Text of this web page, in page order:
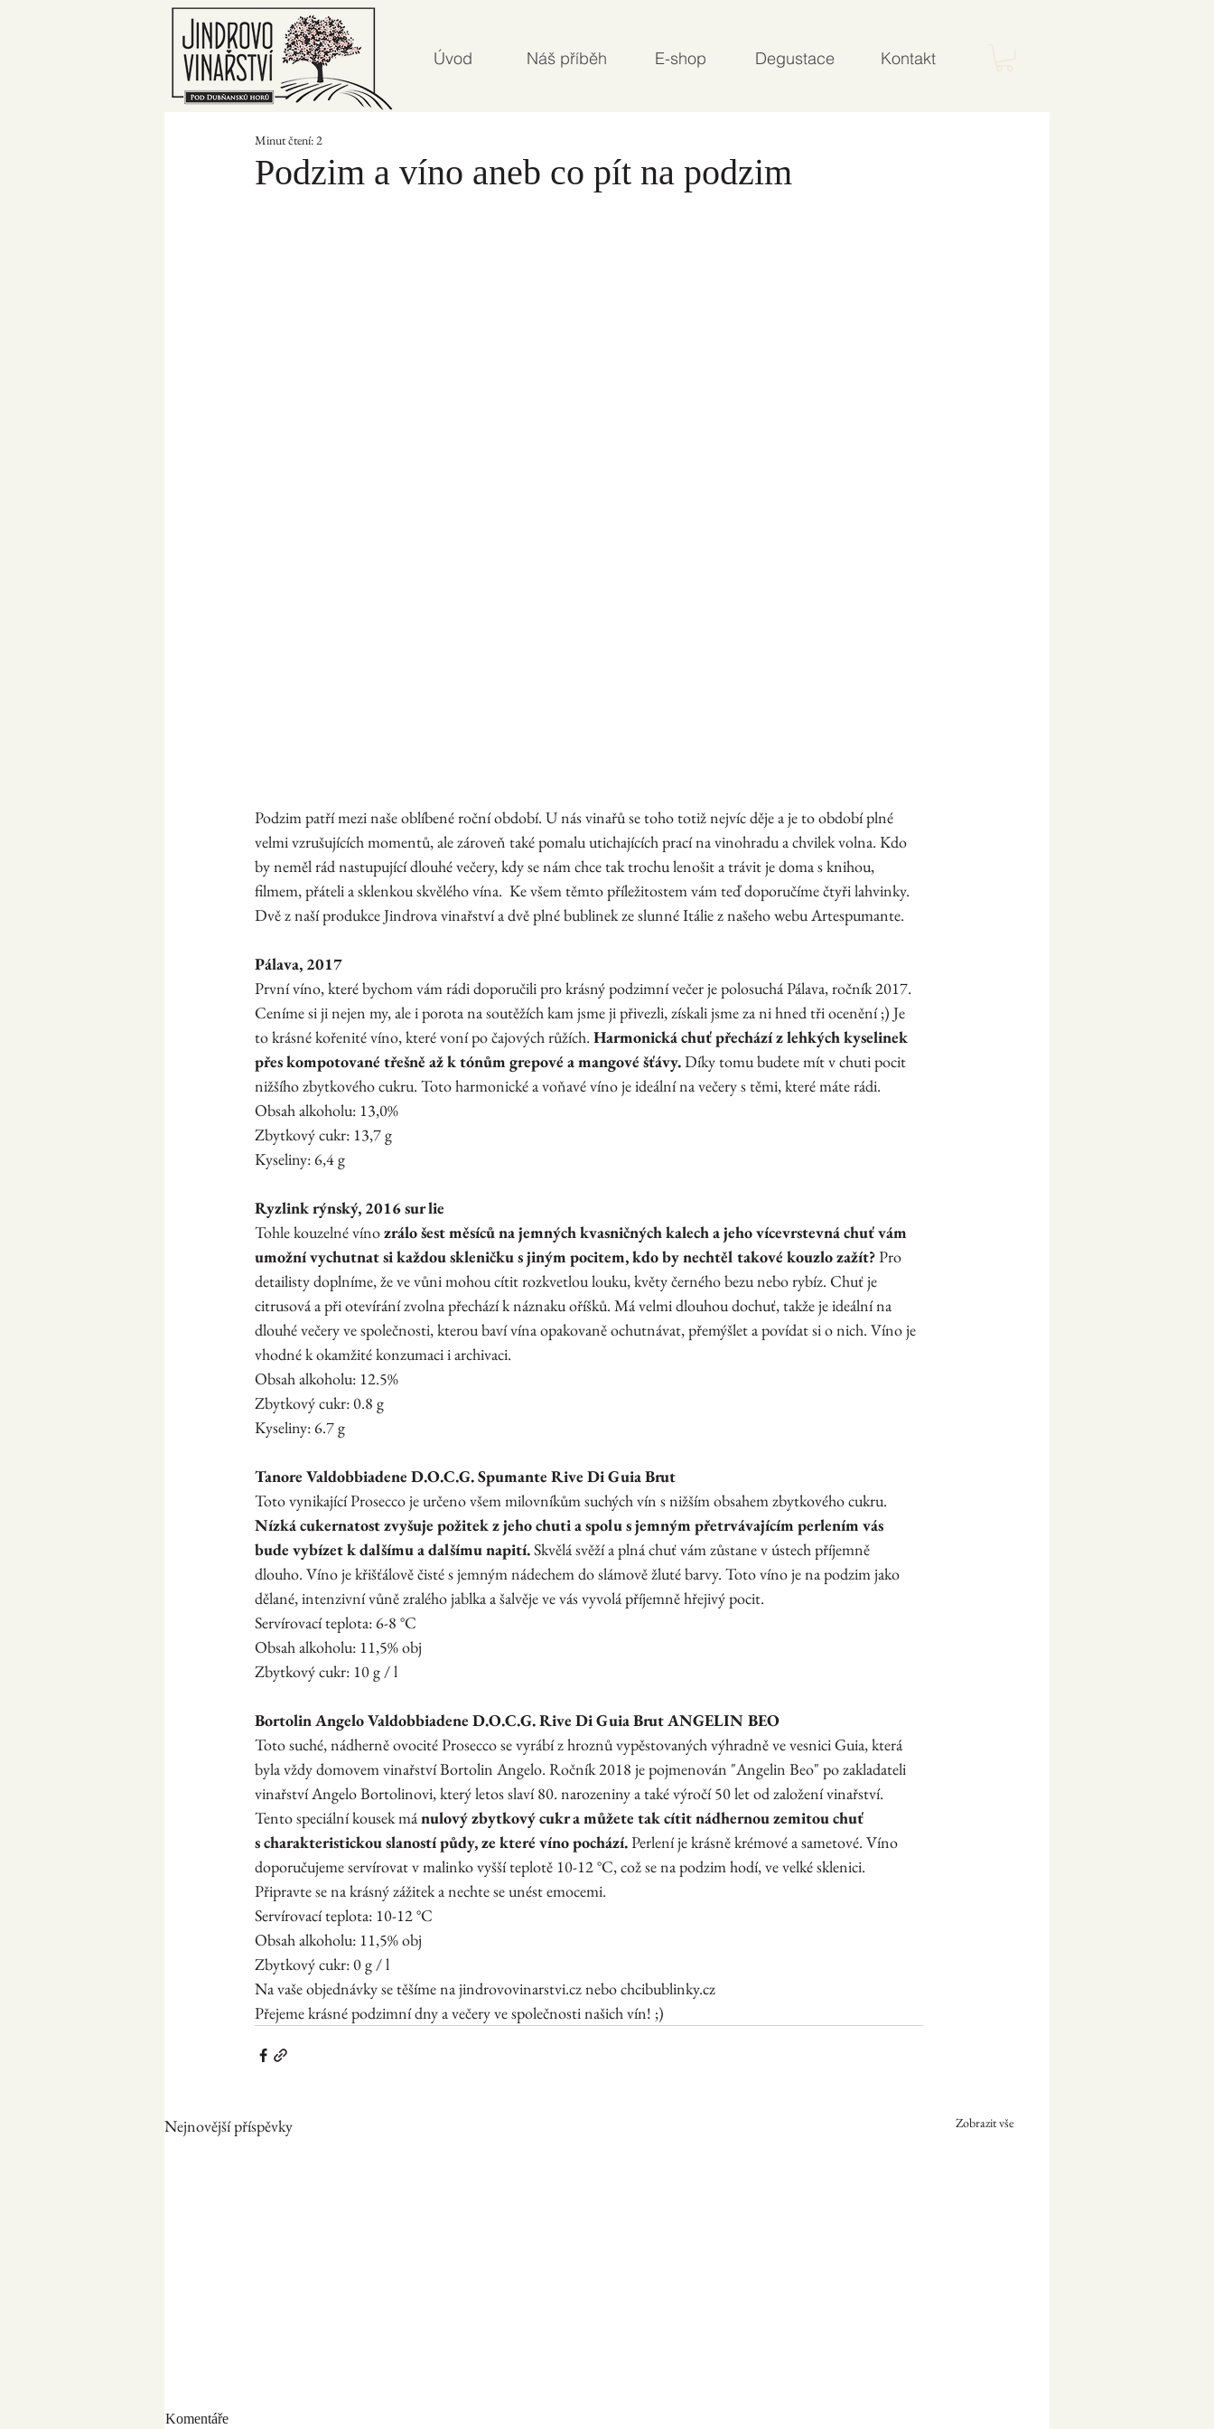
Úvod Náš příběh E-shop Degustace Kontakt
Podzim a víno aneb co pít na podzim
Minut čtení: 2
Podzim patří mezi naše oblíbené roční období. U nás vinařů se toho totiž nejvíc děje a je to období plné
velmi vzrušujících momentů, ale zároveň také pomalu utichajících prací na vinohradu a chvilek volna. Kdo
by neměl rád nastupující dlouhé večery, kdy se nám chce tak trochu lenošit a trávit je doma s knihou,
filmem, přáteli a sklenkou skvělého vína.  Ke všem těmto příležitostem vám teď doporučíme čtyři lahvinky.
Dvě z naší produkce Jindrova vinařství a dvě plné bublinek ze slunné Itálie z našeho webu Artespumante.
Pálava, 2017
První víno, které bychom vám rádi doporučili pro krásný podzimní večer je polosuchá Pálava, ročník 2017.
Ceníme si ji nejen my, ale i porota na soutěžích kam jsme ji přivezli, získali jsme za ni hned tři ocenění ;) Je
to krásné kořenité víno, které voní po čajových růžích. Harmonická chuť přechází z lehkých kyselinek
přes kompotované třešně až k tónům grepové a mangové šťávy. Díky tomu budete mít v chuti pocit
nižšího zbytkového cukru. Toto harmonické a voňavé víno je ideální na večery s těmi, které máte rádi.
Obsah alkoholu: 13,0%
Zbytkový cukr: 13,7 g
Kyseliny: 6,4 g
Ryzlink rýnský, 2016 sur lie
Tohle kouzelné víno zrálo šest měsíců na jemných kvasničných kalech a jeho vícevrstevná chuť vám
umožní vychutnat si každou skleničku s jiným pocitem, kdo by nechtěl takové kouzlo zažít? Pro
detailisty doplníme, že ve vůni mohou cítit rozkvetlou louku, květy černého bezu nebo rybíz. Chuť je
citrusová a při otevírání zvolna přechází k náznaku oříšků. Má velmi dlouhou dochuť, takže je ideální na
dlouhé večery ve společnosti, kterou baví vína opakovaně ochutnávat, přemýšlet a povídat si o nich. Víno je
vhodné k okamžité konzumaci i archivaci.
Obsah alkoholu: 12.5%
Zbytkový cukr: 0.8 g
Kyseliny: 6.7 g
Tanore Valdobbiadene D.O.C.G. Spumante Rive Di Guia Brut
Toto vynikající Prosecco je určeno všem milovníkům suchých vín s nižším obsahem zbytkového cukru.
Nízká cukernatost zvyšuje požitek z jeho chuti a spolu s jemným přetrvávajícím perlením vás
bude vybízet k dalšímu a dalšímu napití. Skvělá svěží a plná chuť vám zůstane v ústech příjemně
dlouho. Víno je křišťálově čisté s jemným nádechem do slámově žluté barvy. Toto víno je na podzim jako
dělané, intenzivní vůně zralého jablka a šalvěje ve vás vyvolá příjemně hřejivý pocit.
Servírovací teplota: 6-8 °C
Obsah alkoholu: 11,5% obj
Zbytkový cukr: 10 g / l
Bortolin Angelo Valdobbiadene D.O.C.G. Rive Di Guia Brut ANGELIN BEO
Toto suché, nádherně ovocité Prosecco se vyrábí z hroznů vypěstovaných výhradně ve vesnici Guia, která
byla vždy domovem vinařství Bortolin Angelo. Ročník 2018 je pojmenován "Angelin Beo" po zakladateli
vinařství Angelo Bortolinovi, který letos slaví 80. narozeniny a také výročí 50 let od založení vinařství.
Tento speciální kousek má nulový zbytkový cukr a můžete tak cítit nádhernou zemitou chuť
s charakteristickou slaností půdy, ze které víno pochází. Perlení je krásně krémové a sametové. Víno
doporučujeme servírovat v malinko vyšší teplotě 10-12 °C, což se na podzim hodí, ve velké sklenici.
Připravte se na krásný zážitek a nechte se unést emocemi.
Servírovací teplota: 10-12 °C
Obsah alkoholu: 11,5% obj
Zbytkový cukr: 0 g / l
Na vaše objednávky se těšíme na jindrovovinarstvi.cz nebo chcibublinky.cz
Přejeme krásné podzimní dny a večery ve společnosti našich vín! ;)
Nejnovější příspěvky Zobrazit vše
Komentáře